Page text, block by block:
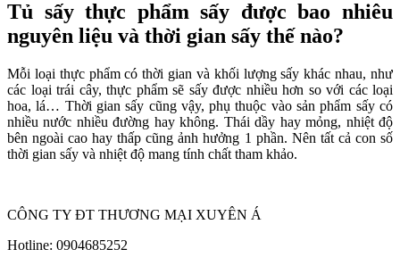
Tủ sấy thực phẩm sấy được bao nhiêu
nguyên liệu và thời gian sấy thế nào?
Mỗi loại thực phẩm có thời gian và khối lượng sấy khác nhau, như
các loại trái cây, thực phẩm sẽ sấy được nhiều hơn so với các loại
hoa, lá… Thời gian sấy cũng vậy, phụ thuộc vào sản phẩm sấy có
nhiều nước nhiều đường hay không. Thái dầy hay mỏng, nhiệt độ
bên ngoài cao hay thấp cũng ảnh hưởng 1 phần. Nên tất cả con số
thời gian sấy và nhiệt độ mang tính chất tham khảo.
CÔNG TY ĐT THƯƠNG MẠI XUYÊN Á
Hotline: 0904685252